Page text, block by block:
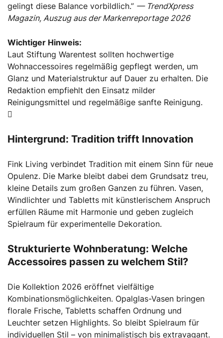
gelingt diese Balance vorbildlich.” — TrendXpress
Magazin, Auszug aus der Markenreportage 2026
Wichtiger Hinweis:
Laut Stiftung Warentest sollten hochwertige
Wohnaccessoires regelmäßig gepflegt werden, um
Glanz und Materialstruktur auf Dauer zu erhalten. Die
Redaktion empfiehlt den Einsatz milder
Reinigungsmittel und regelmäßige sanfte Reinigung.
Hintergrund: Tradition trifft Innovation
Fink Living verbindet Tradition mit einem Sinn für neue
Opulenz. Die Marke bleibt dabei dem Grundsatz treu,
kleine Details zum großen Ganzen zu führen. Vasen,
Windlichter und Tabletts mit künstlerischem Anspruch
erfüllen Räume mit Harmonie und geben zugleich
Spielraum für experimentelle Dekoration.
Strukturierte Wohnberatung: Welche
Accessoires passen zu welchem Stil?
Die Kollektion 2026 eröffnet vielfältige
Kombinationsmöglichkeiten. Opalglas-Vasen bringen
florale Frische, Tabletts schaffen Ordnung und
Leuchter setzen Highlights. So bleibt Spielraum für
individuellen Stil – von minimalistisch bis extravagant.